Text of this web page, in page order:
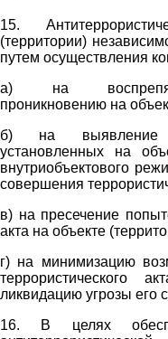
15.
(территории)
путем осуществления
а) на
проникновению на
б) на выявление
установленных на
внутриобъектового
совершения
в) на пресечение
акта на объекте
г) на минимизацию
террористического
ликвидацию угрозы его
16. В целях